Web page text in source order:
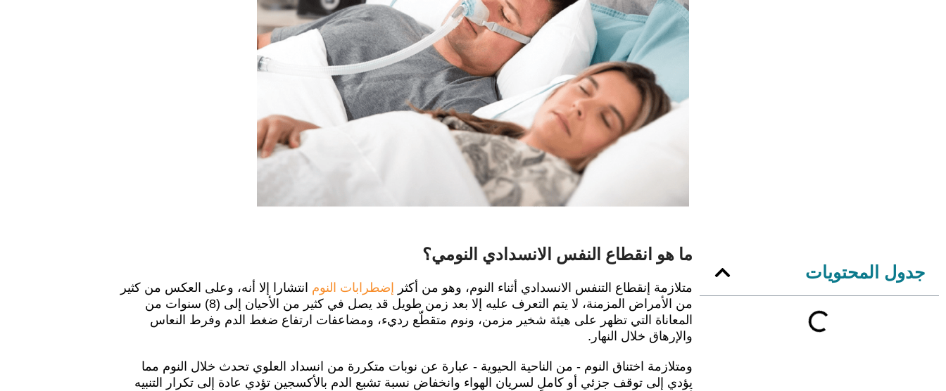
جدول المحتويات
ما هو انقطاع النفس الانسدادي النومي؟
متلازمة إنقطاع التنفس الانسدادي أثناء النوم، وهو من أكثر إضطرابات النوم انتشارا إلا أنه، وعلى العكس من كثير
من الأمراض المزمنة، لا يتم التعرف عليه إلا بعد زمن طويل قد يصل في كثير من الأحيان إلى (8) سنوات من
المعاناة التي تظهر على هيئة شخير مزمن، ونوم متقطّع رديء، ومضاعفات ارتفاع ضغط الدم وفرط النعاس
والإرهاق خلال النهار.
ومتلازمة اختناق النوم - من الناحية الحيوية - عبارة عن نوبات متكررة من انسداد العلوي تحدث خلال النوم مما
يؤدي إلى توقف جزئي أو كاملٍ لسريان الهواء وانخفاض نسبة تشبع الدم بالأكسجين تؤدي عادة إلى تكرار التنبيه